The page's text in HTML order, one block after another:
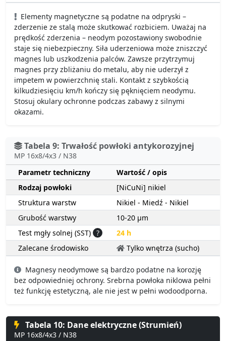
Elementy magnetyczne są podatne na odpryski –
zderzenie ze stalą może skutkować rozbiciem. Uważaj na
prędkość zderzenia – neodym pozostawiony swobodnie
staje się niebezpieczny. Siła uderzeniowa może zniszczyć
magnes lub uszkodzenia palców. Zawsze przytrzymuj
magnes przy zbliżaniu do metalu, aby nie uderzył z
impetem w powierzchnię stali. Kontakt z szybkością
kilkudziesięciu km/h kończy się pęknięciem neodymu.
Stosuj okulary ochronne podczas zabawy z silnymi
okazami.
Tabela 9: Trwałość powłoki antykorozyjnej
MP 16x8/4x3 / N38
Parametr techniczny
Wartość / opis
Rodzaj powłoki
[NiCuNi] nikiel
Struktura warstw
Nikiel - Miedź - Nikiel
Grubość warstwy
10-20 µm
Test mgły solnej (SST) ?
24 h
Zalecane środowisko
Tylko wnętrza (sucho)
Magnesy neodymowe są bardzo podatne na korozję
bez odpowiedniej ochrony. Srebrna powłoka niklowa pełni
też funkcję estetyczną, ale nie jest w pełni wodoodporna.
Tabela 10: Dane elektryczne (Strumień)
MP 16x8/4x3 / N38